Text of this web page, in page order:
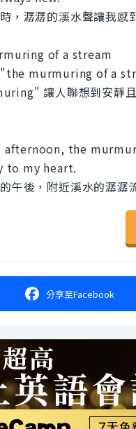
，潺潺的溪水聲讓我感
of a stream
murmuring of a
讓人聯想到安靜
afternoon, the
my heart.
午後，附近溪水的潺潺
分享至Facebook